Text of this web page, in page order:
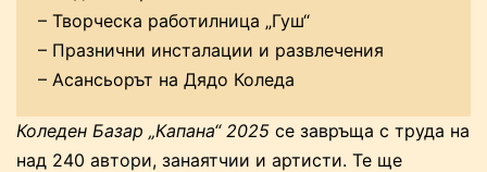
– Творческа работилница „Гуш“
– Празнични инсталации и развлечения
– Асансьорът на Дядо Коледа
Коледен Базар „Капана“ 2025 се завръща с труда на
над 240 автори, занаятчии и артисти. Te ще